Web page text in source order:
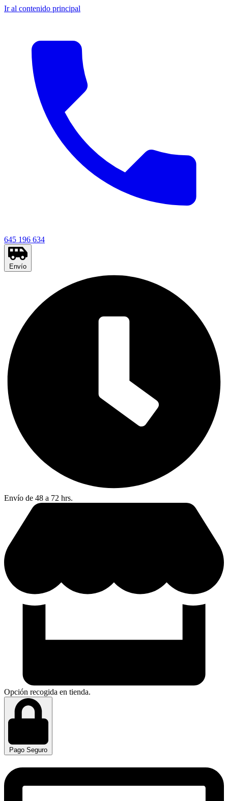
Ir al contenido principal
645 196 634
Envío
Envío de 48 a 72 hrs.
Opción recogida en tienda.
Pago Seguro